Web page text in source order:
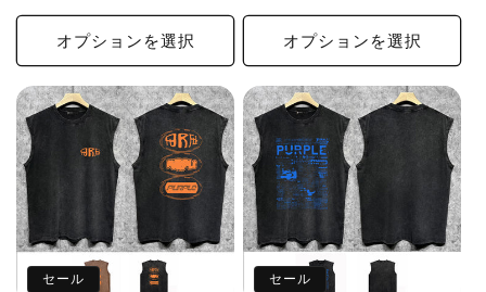
価
ル
価
格
オプションを選択
価
ル
価
格
オプションを選択
セール セール